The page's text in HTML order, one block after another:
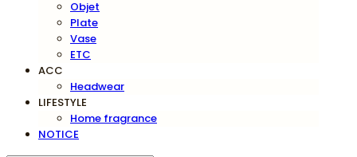
Objet
Plate
Vase
ETC
ACC
Headwear
LIFESTYLE
Home fragrance
NOTICE